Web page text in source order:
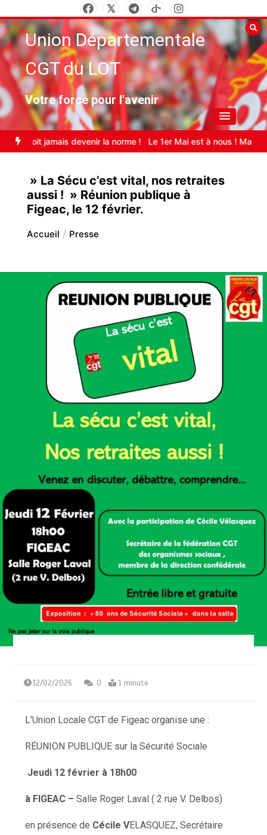
au
contenuUnion Départementale
CGT du LOT
Votre force pour l'avenir
pour la Palestine – stop génocide Canicule au travail :
» La Sécu c’est vital, nos retraites
aussi ! » Réunion publique à
Figeac, le 12 février.
Accueil Presse
12/02/2026 0 1 minute
L’Union Locale CGT de Figeac organise une :
RÉUNION PUBLIQUE sur la Sécurité Sociale
Jeudi 12 février à 18h00
à FIGEAC –Salle Roger Laval ( 2 rue V. Delbos)
en présence de Cécile VELASQUEZ, Secrétaire